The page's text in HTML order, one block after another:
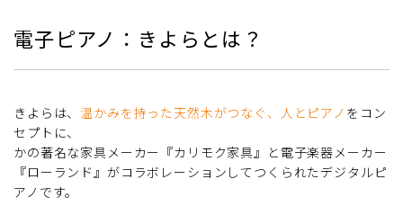
電子ピアノ：きよらとは？
きよらは、 温かみを持った天然木がつなぐ、人とピアノ をコン
セプトに、
かの著名な家具メーカー『カリモク家具』と電子楽器メーカー
『ローランド』がコラボレーションしてつくられたデジタルピ
アノです。